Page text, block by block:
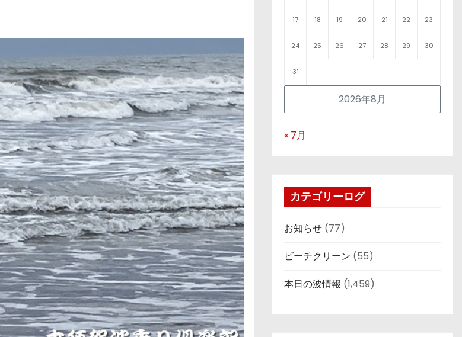
2026年8月
17 18 19 20 21 22 23
24 25 26 27 28 29 30
31
« 7月
カテゴリーログ
お知らせ (77)
ビーチクリーン (55)
本日の波情報 (1,459)